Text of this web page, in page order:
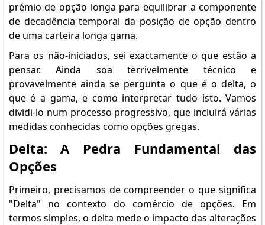
prémio de opção longa para equilibrar a componente
de decadência temporal da posição de opção dentro
de uma carteira longa gama.
Para os não-iniciados, sei exactamente o que estão a
pensar. Ainda soa terrivelmente técnico e
provavelmente ainda se pergunta o que é o delta, o
que é a gama, e como interpretar tudo isto. Vamos
dividi-lo num processo progressivo, que incluirá várias
medidas conhecidas como opções gregas.
Delta: A Pedra Fundamental das
Opções
Primeiro, precisamos de compreender o que significa
"Delta" no contexto do comércio de opções. Em
termos simples, o delta mede o impacto das alterações